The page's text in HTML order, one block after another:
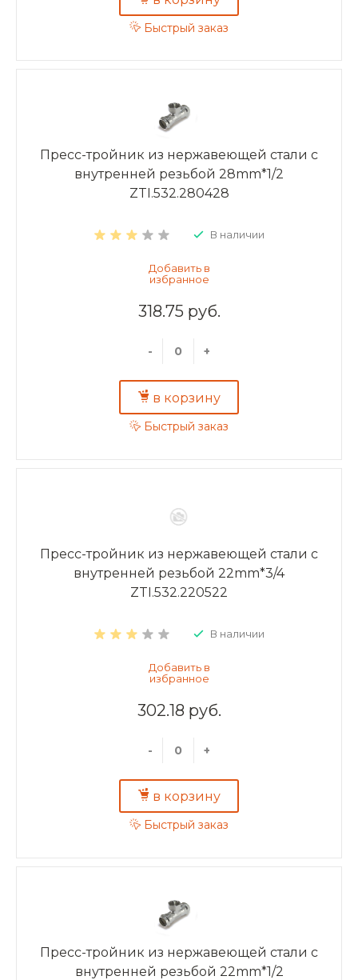
Быстрый заказ
Пресс-тройник из нержавеющей стали с
внутренней резьбой 28mm*1/2
ZTI.532.280428
В наличии
318.75 руб.
- +
в корзину
Быстрый заказ
Пресс-тройник из нержавеющей стали с
внутренней резьбой 22mm*3/4
ZTI.532.220522
В наличии
302.18 руб.
- +
в корзину
Быстрый заказ
Пресс-тройник из нержавеющей стали с
внутренней резьбой 22mm*1/2